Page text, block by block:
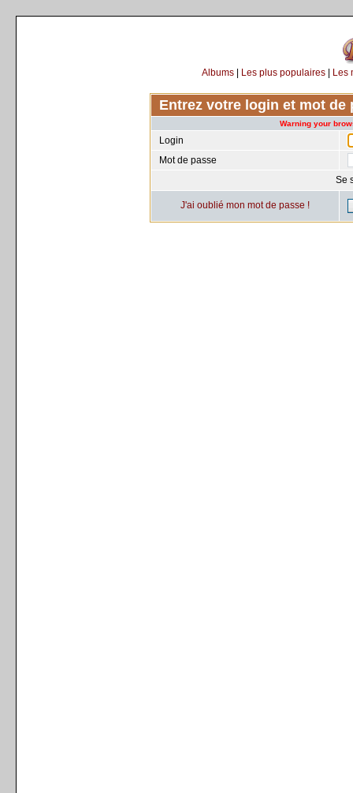
Albums| Les plus populaires| Les
Entrez votre login et mot
Warning your
Login
Mot de passe
Se
J'ai oublié mon mot de passe !